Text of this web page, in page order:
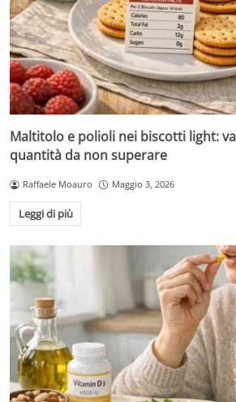
Maltitolo e polioli nei biscotti light:
quantità da non superare
Raffaele Moauro Maggio 3, 2026
Leggi di più